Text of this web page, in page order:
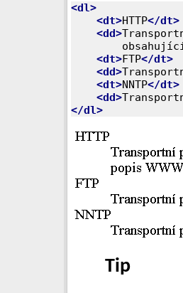
<dl>
<dt>HTTP</dt>
<dd>
<dt>FTP</dt>
<dd>
<dt>NNTP</dt>
<dd>
</dl>
Tip